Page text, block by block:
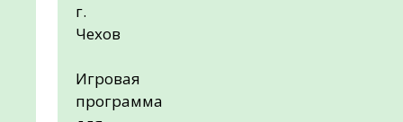
г.
Чехов
Игровая
программа